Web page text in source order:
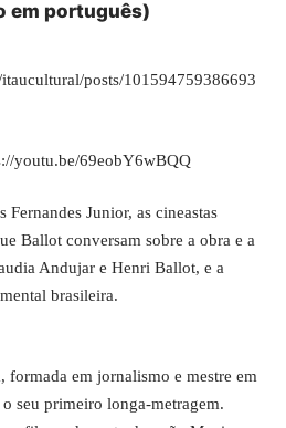
em português)
posts/101594759386693
youtu.be/69eobY6wBQQ
Fernandes Junior, as cineastas
Ballot conversam sobre a obra e a
Andujar e Henri Ballot, e a
brasileira.
formada em jornalismo e mestre em
seu primeiro longa-metragem.